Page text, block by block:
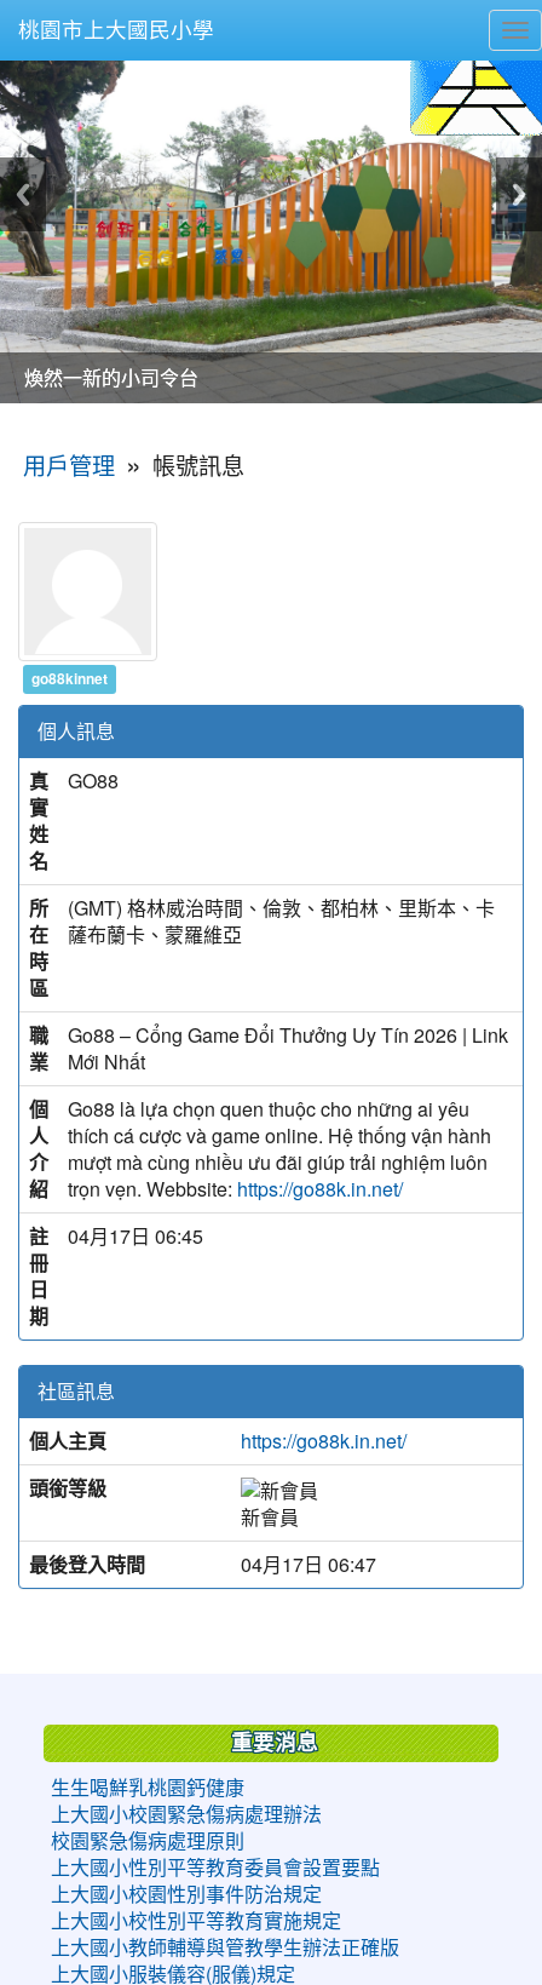
桃園市上大國民小學
美麗的操場是我們活力的來源
美麗的操場是我們活力的來源
煥然一新的小司令台
煥然一新的小司令台
富含桃園埤塘田園風光意象的中廊
富含桃園埤塘田園風光意象的中廊
嶄新的中庭廣場
嶄新的中庭廣場
水生池生生不息
水生池生生不息
用戶管理 » 帳號訊息
go88kinnet
個人訊息
真
實
姓
名
GO88
所
在
時
區
(GMT) 格林威治時間、倫敦、都柏林、里斯本、卡
薩布蘭卡、蒙羅維亞
職
業
Go88 – Cổng Game Đổi Thưởng Uy Tín 2026 | Link
Mới Nhất
個
人
介
紹
Go88 là lựa chọn quen thuộc cho những ai yêu
thích cá cược và game online. Hệ thống vận hành
mượt mà cùng nhiều ưu đãi giúp trải nghiệm luôn
trọn vẹn. Webbsite: https://go88k.in.net/
註
冊
日
期
04月17日 06:45
社區訊息
個人主頁
https://go88k.in.net/
頭銜等級
新會員
最後登入時間
04月17日 06:47
重要消息
生生喝鮮乳桃園鈣健康
上大國小校園緊急傷病處理辦法
校園緊急傷病處理原則
上大國小性別平等教育委員會設置要點
上大國小校園性別事件防治規定
上大國小校性別平等教育實施規定
上大國小教師輔導與管教學生辦法正確版
上大國小服裝儀容(服儀)規定